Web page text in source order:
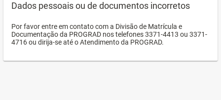
Dados pessoais ou de documentos incorretos
Por favor entre em contato com a Divisão de Matrícula e
Documentação da PROGRAD nos telefones 3371-4413 ou 3371-
4716 ou dirija-se até o Atendimento da PROGRAD.